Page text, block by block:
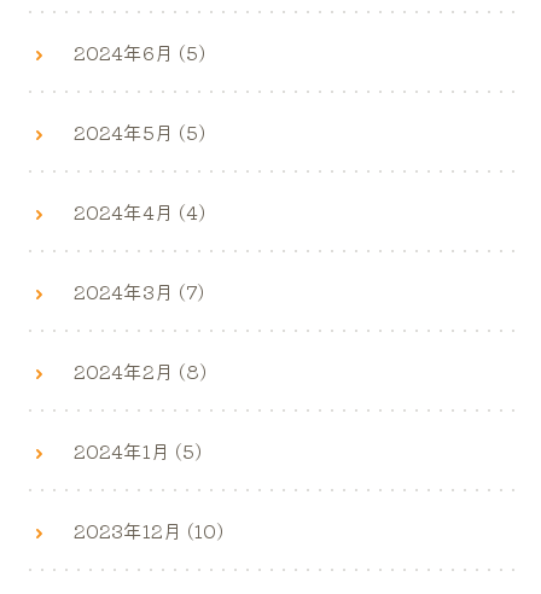
2024年6月 (5)
2024年5月 (5)
2024年4月 (4)
2024年3月 (7)
2024年2月 (8)
2024年1月 (5)
2023年12月 (10)